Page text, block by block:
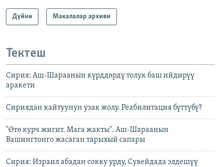
Дүйнө Макалалар архиви
Тектеш
Сирия: Аш-Шараанын күрддөрдү толук баш ийдирүү
аракети
Сириядан кайтуунун узак жолу. Реабилитация бүттүбү?
"Өтө курч жигит. Мага жакты". Аш-Шараанын
Вашингтонго жасаган тарыхый сапары
Сирия: Израил абадан сокку урду, Сувейдада элдешүү